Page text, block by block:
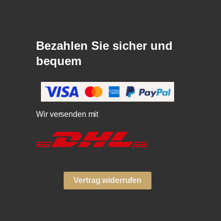
Bezahlen Sie sicher und
bequem
Wir versenden mit
Vertrag widerrufen